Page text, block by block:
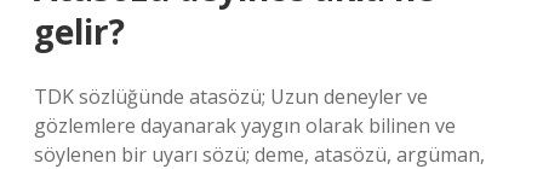
gelir?
TDK sözlüğünde atasözü; Uzun deneyler ve
gözlemlere dayanarak yaygın olarak bilinen ve
söylenen bir uyarı sözü; deme, atasözü, argüman,